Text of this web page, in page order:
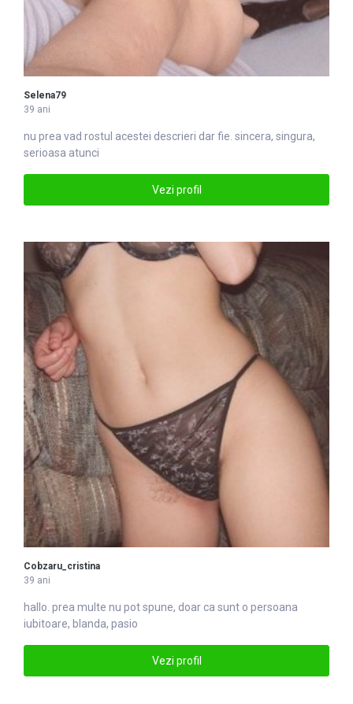
Selena79
39 ani
nu prea vad rostul acestei descrieri dar fie. sincera, singura,
serioasa atunci
Vezi profil
Cobzaru_cristina
39 ani
hallo. prea multe nu pot spune, doar ca sunt o persoana
iubitoare, blanda, pasio
Vezi profil